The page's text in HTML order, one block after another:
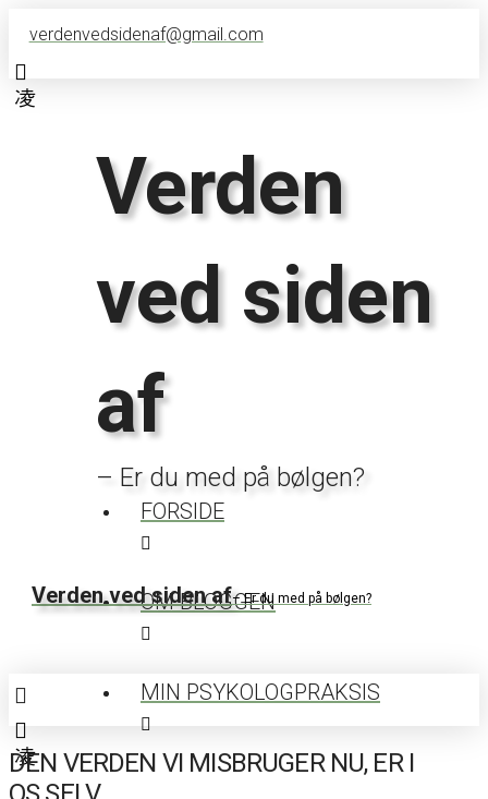
verdenvedsidenaf@gmail.com
Verden
ved siden
af
– Er du med på bølgen?
FORSIDE
OM BLOGGEN
MIN PSYKOLOGPRAKSIS
Verden ved siden af– Er du med på bølgen?
DEN VERDEN VI MISBRUGER NU, ER I